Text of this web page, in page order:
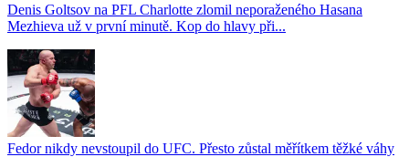
Denis Goltsov na PFL Charlotte zlomil neporaženého Hasana
Mezhieva už v první minutě. Kop do hlavy při...
Fedor nikdy nevstoupil do UFC. Přesto zůstal měřítkem těžké váhy